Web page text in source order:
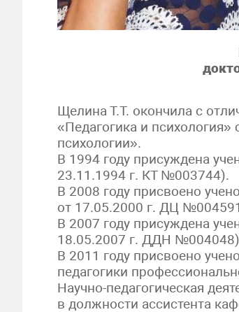
Щелина Т.Т. окончила с
«Педагогика и психология»
психологии».
В 1994 году присуждена
23.11.1994 г. КТ №003744).
В 2008 году присвоено
от 17.05.2000 г. ДЦ
В 2007 году присуждена
18.05.2007 г. ДДН
В 2011 году присвоено
педагогики
Научно-педагогическая
в должности ассистента